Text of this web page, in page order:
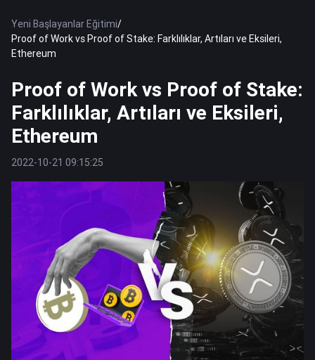
Yeni Başlayanlar Eğitimi/
Proof of Work vs Proof of Stake: Farklılıklar, Artıları ve Eksileri,
Ethereum
Proof of Work vs Proof of Stake:
Farklılıklar, Artıları ve Eksileri,
Ethereum
2022-10-21 09:15:25